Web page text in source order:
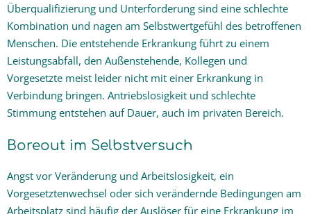
Überqualifizierung und Unterforderung sind eine schlechte
Kombination und nagen am Selbstwertgefühl des betroffenen
Menschen. Die entstehende Erkrankung führt zu einem
Leistungsabfall, den Außenstehende, Kollegen und
Vorgesetzte meist leider nicht mit einer Erkrankung in
Verbindung bringen. Antriebslosigkeit und schlechte
Stimmung entstehen auf Dauer, auch im privaten Bereich.
Boreout im Selbstversuch
Angst vor Veränderung und Arbeitslosigkeit, ein
Vorgesetztenwechsel oder sich verändernde Bedingungen am
Arbeitsplatz sind häufig der Auslöser für eine Erkrankung im